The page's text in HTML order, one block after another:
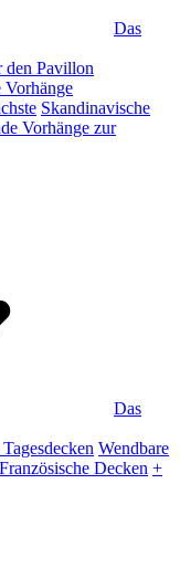
Das
den Pavillon
Vorhänge
Skandinavische
Vorhänge zur
Das
Wendbare
Französische Decken +